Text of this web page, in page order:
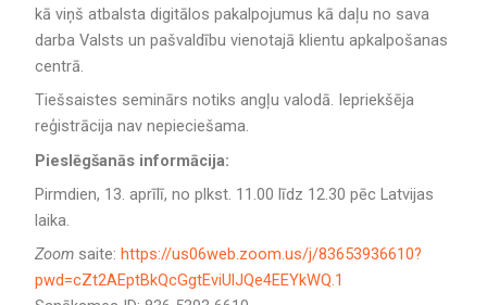
kā viņš atbalsta digitālos pakalpojumus kā daļu no sava
darba Valsts un pašvaldību vienotajā klientu apkalpošanas
centrā.
Tiešsaistes seminārs notiks angļu valodā. Iepriekšēja
reģistrācija nav nepieciešama.
Pieslēgšanās informācija:
Pirmdien, 13. aprīlī, no plkst. 11.00 līdz 12.30 pēc Latvijas
laika.
Zoom saite:https://us06web.zoom.us/j/83653936610?
pwd=cZt2AEptBkQcGgtEviUlJQe4EEYkWQ.1